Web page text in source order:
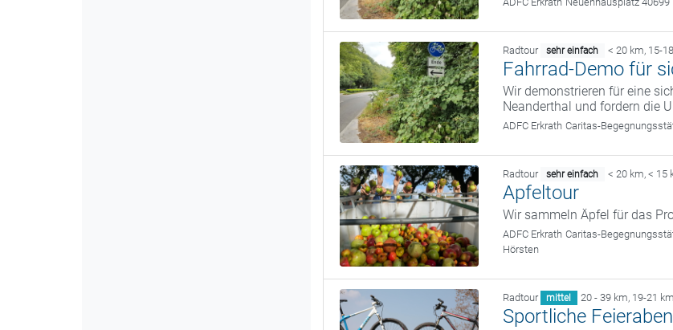
Radtour sehr einfach < 20 km, 15-
Fahrrad-Demo für
Wir demonstrieren für eine
Neanderthal und fordern die
ADFC Erkrath Caritas-
Radtour sehr einfach < 20 km, < 15
Apfeltour
Wir sammeln Äpfel für das
ADFC Erkrath Caritas-
Hörsten
Radtour mittel 20 - 39 km, 19-21
Sportliche